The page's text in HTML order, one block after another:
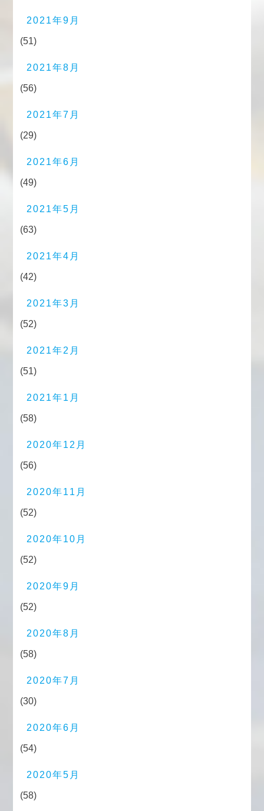
2021年9月
(51)
2021年8月
(56)
2021年7月
(29)
2021年6月
(49)
2021年5月
(63)
2021年4月
(42)
2021年3月
(52)
2021年2月
(51)
2021年1月
(58)
2020年12月
(56)
2020年11月
(52)
2020年10月
(52)
2020年9月
(52)
2020年8月
(58)
2020年7月
(30)
2020年6月
(54)
2020年5月
(58)